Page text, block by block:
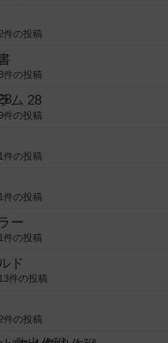
2件の投稿
件の投稿
ム 28
件の投稿
1件の投稿
1件の投稿
ー
1件の投稿
ド
13件の投稿
2件の投稿